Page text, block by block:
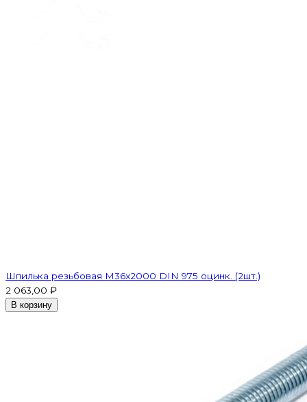
Шпилька резьбовая M36x2000 DIN 975 оцинк. (2шт.)
2 063,00 ₽
В корзину